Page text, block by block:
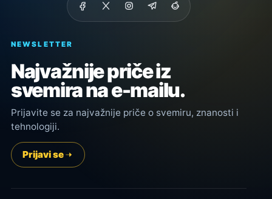
NEWSLETTER
Najvažnije priče iz
svemira na e-mailu.
Prijavite se za najvažnije priče o svemiru, znanosti i
tehnologiji.
Prijavi se